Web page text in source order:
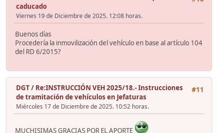
caducado
Viernes 19 de Diciembre de 2025. 12:08 horas.
Buenos días
Procedería la inmovilización del vehículo en base al artículo 104
del RD 6/2015?
#11
DGT/ Re:INSTRUCCIÓN VEH 2025/18.- Instrucciones
de tramitación de vehículos en Jefaturas
Miércoles 17 de Diciembre de 2025. 10:52 horas.
MUCHISIMAS GRACIAS POR EL APORTE